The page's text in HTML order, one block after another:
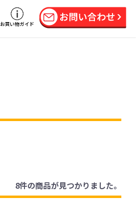
お買い物ガイド
8件の商品が見つかりました。